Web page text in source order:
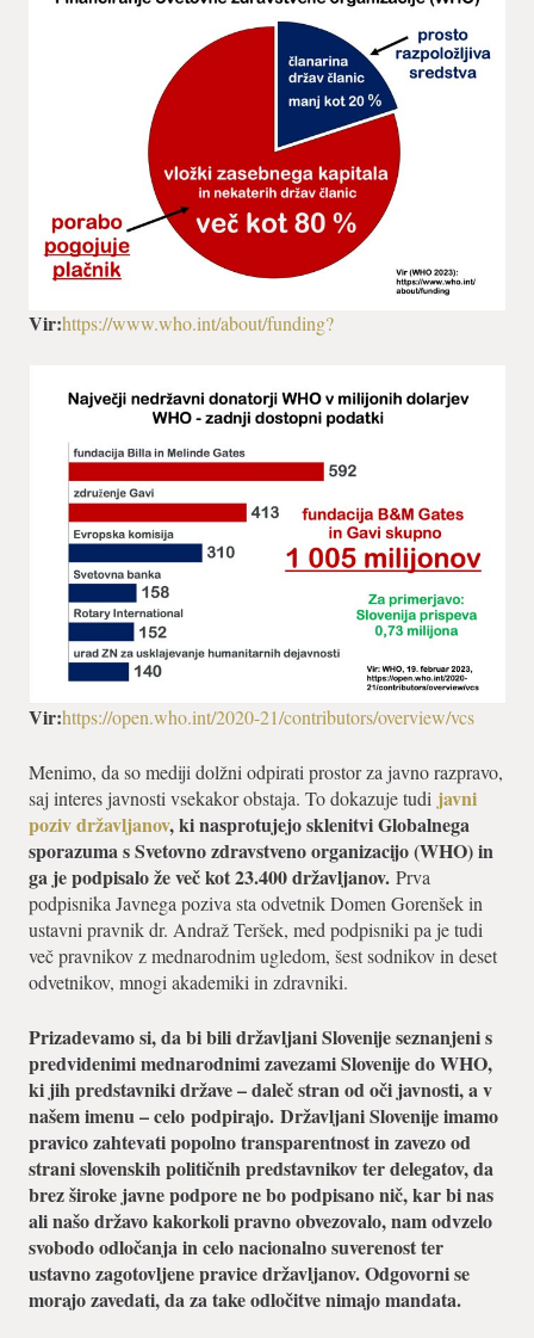
Vir:https://www.who.int/about/funding?
Vir:https://open.who.int/2020-21/contributors/overview/vcs
Menimo, da so mediji dolžni odpirati prostor za javno razpravo,
saj interes javnosti vsekakor obstaja. To dokazuje tudi javni
poziv državljanov, ki nasprotujejo sklenitvi Globalnega
sporazuma s Svetovno zdravstveno organizacijo (WHO) in
ga je podpisalo že več kot 23.400 državljanov. Prva
podpisnika Javnega poziva sta odvetnik Domen Gorenšek in
ustavni pravnik dr. Andraž Teršek, med podpisniki pa je tudi
več pravnikov z mednarodnim ugledom, šest sodnikov in deset
odvetnikov, mnogi akademiki in zdravniki.
Prizadevamo si, da bi bili državljani Slovenije seznanjeni s
predvidenimi mednarodnimi zavezami Slovenije do WHO,
ki jih predstavniki države – daleč stran od oči javnosti, a v
našem imenu – celo podpirajo. Državljani Slovenije imamo
pravico zahtevati popolno transparentnost in zavezo od
strani slovenskih političnih predstavnikov ter delegatov, da
brez široke javne podpore ne bo podpisano nič, kar bi nas
ali našo državo kakorkoli pravno obvezovalo, nam odvzelo
svobodo odločanja in celo nacionalno suverenost ter
ustavno zagotovljene pravice državljanov. Odgovorni se
morajo zavedati, da za take odločitve nimajo mandata.